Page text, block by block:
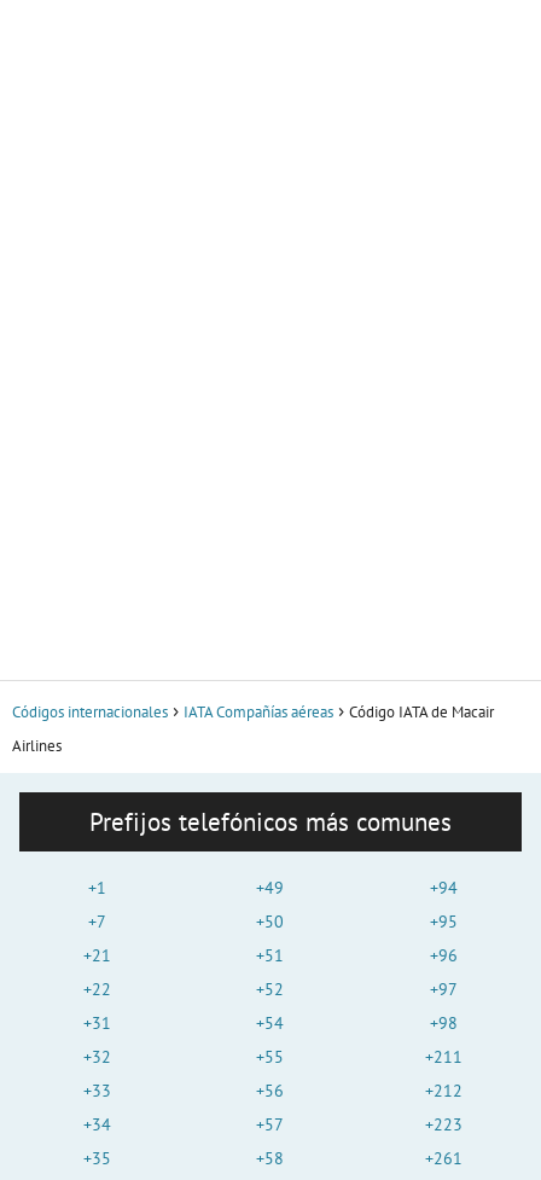
Códigos internacionales IATA Compañías aéreas
Código IATA de Macair
Airlines
Prefijos telefónicos más comunes
+1
+7
+21
+22
+31
+32
+33
+34
+35
+49
+50
+51
+52
+54
+55
+56
+57
+58
+94
+95
+96
+97
+98
+211
+212
+223
+261